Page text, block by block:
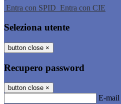
Entra con SPID Entra con CIE
Seleziona utente
button close ×
Recupero password
button close ×
E-mail